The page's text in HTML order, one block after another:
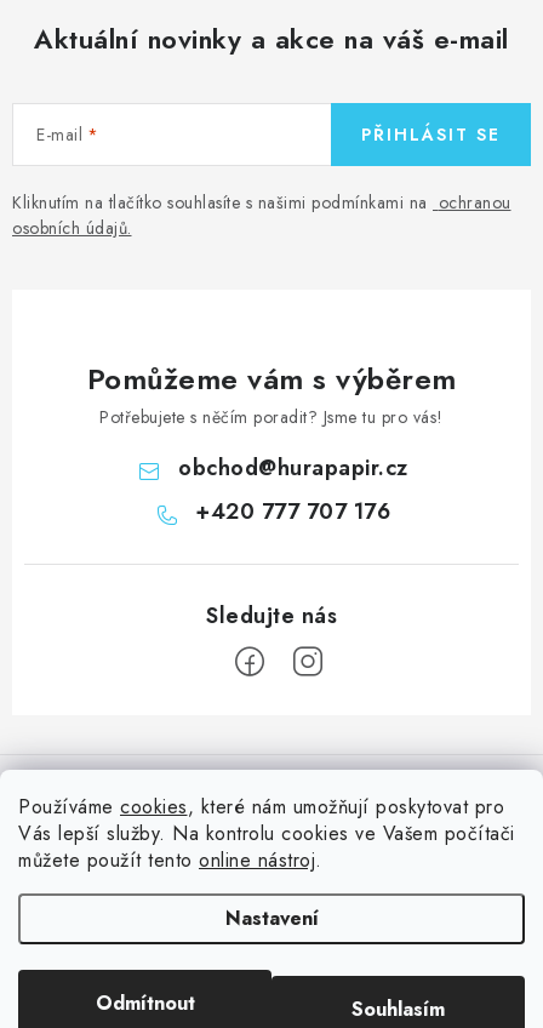
Používáme cookies, které nám umožňují poskytovat pro
Vás lepší služby. Na kontrolu cookies ve Vašem počítači
můžete použít tento online nástroj.
Nastavení
Odmítnout Souhlasím
Aktuální novinky a akce na váš e-mail
E-mail
Kliknutím na tlačítko souhlasíte s našimi podmínkami na ochranou
osobních údajů.
PŘIHLÁSIT SE
Pomůžeme vám s výběrem
Potřebujete s něčím poradit? Jsme tu pro vás!
obchod@hurapapir.cz
+420 777 707 176
á
Doprava
Oblíbené ♥️
Hodnocení obchodu
Nepřehlédněte
Blog s nápady a návody
Slovník pojmů, české návody
. Všechna práva vyhrazena.Upravit nastavení